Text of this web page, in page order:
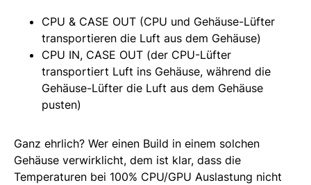
CPU & CASE OUT (CPU und Gehäuse-Lüfter
transportieren die Luft aus dem Gehäuse)
CPU IN, CASE OUT (der CPU-Lüfter
transportiert Luft ins Gehäuse, während die
Gehäuse-Lüfter die Luft aus dem Gehäuse
pusten)
Ganz ehrlich? Wer einen Build in einem solchen
Gehäuse verwirklicht, dem ist klar, dass die
Temperaturen bei 100% CPU/GPU Auslastung nicht